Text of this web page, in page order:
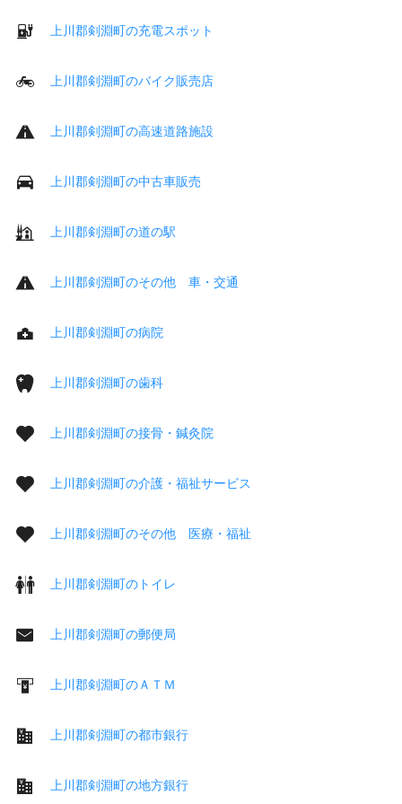
上川郡剣淵町の充電スポット
上川郡剣淵町のバイク販売店
上川郡剣淵町の高速道路施設
上川郡剣淵町の中古車販売
上川郡剣淵町の道の駅
上川郡剣淵町のその他 車・交通
上川郡剣淵町の病院
上川郡剣淵町の歯科
上川郡剣淵町の接骨・鍼灸院
上川郡剣淵町の介護・福祉サービス
上川郡剣淵町のその他 医療・福祉
上川郡剣淵町のトイレ
上川郡剣淵町の郵便局
上川郡剣淵町のＡＴＭ
上川郡剣淵町の都市銀行
上川郡剣淵町の地方銀行